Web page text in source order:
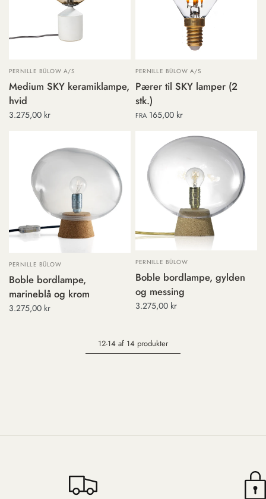
PERNILLE BÜLOW A/S
Medium SKY keramiklampe,
hvid
3.275,00 kr
PERNILLE BÜLOW A/S
Pærer til SKY lamper (2
stk.)
FRA 165,00 kr
PERNILLE BÜLOW
Boble bordlampe,
marineblå og krom
3.275,00 kr
PERNILLE BÜLOW
Boble bordlampe, gylden
og messing
3.275,00 kr
12-14 af 14 produkter